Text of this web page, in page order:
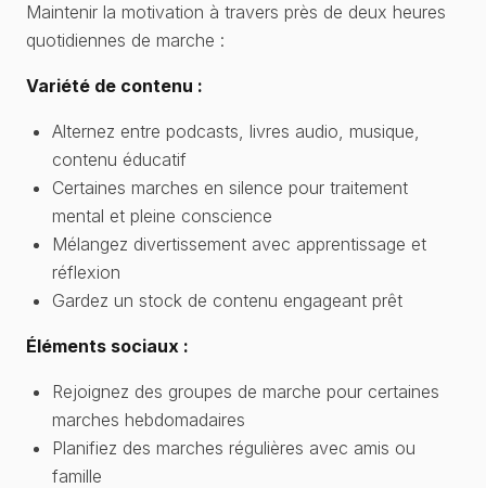
Maintenir la motivation à travers près de deux heures
quotidiennes de marche :
Variété de contenu :
Alternez entre podcasts, livres audio, musique,
contenu éducatif
Certaines marches en silence pour traitement
mental et pleine conscience
Mélangez divertissement avec apprentissage et
réflexion
Gardez un stock de contenu engageant prêt
Éléments sociaux :
Rejoignez des groupes de marche pour certaines
marches hebdomadaires
Planifiez des marches régulières avec amis ou
famille